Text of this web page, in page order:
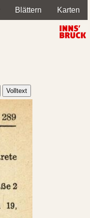
Blättern Karten
Volltext